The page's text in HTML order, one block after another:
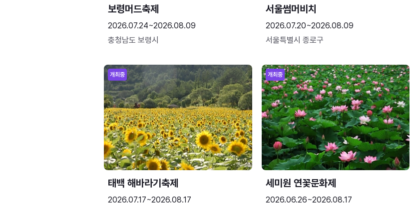
보령머드축제
2026.07.24~2026.08.09
충청남도 보령시
서울썸머비치
2026.07.20~2026.08.09
서울특별시 종로구
개최중
태백 해바라기축제
2026.07.17~2026.08.17
개최중
세미원 연꽃문화제
2026.06.26~2026.08.17